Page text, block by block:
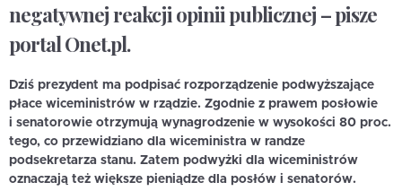
negatywnej reakcji opinii publicznej – pisze
portal Onet.pl.
Dziś prezydent ma podpisać rozporządzenie podwyższające
płace wiceministrów w rządzie. Zgodnie z prawem posłowie
i senatorowie otrzymują wynagrodzenie w wysokości 80 proc.
tego, co przewidziano dla wiceministra w randze
podsekretarza stanu. Zatem podwyżki dla wiceministrów
oznaczają też większe pieniądze dla posłów i senatorów.